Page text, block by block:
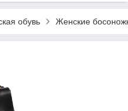
обувь Женские